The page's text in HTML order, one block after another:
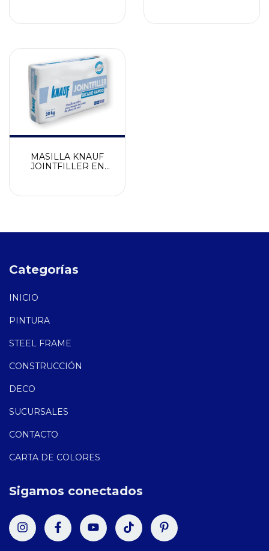
MASILLA KNAUF
JOINTFILLER EN
Categorías
INICIO
PINTURA
STEEL FRAME
CONSTRUCCIÓN
DECO
SUCURSALES
CONTACTO
CARTA DE COLORES
Sigamos conectados